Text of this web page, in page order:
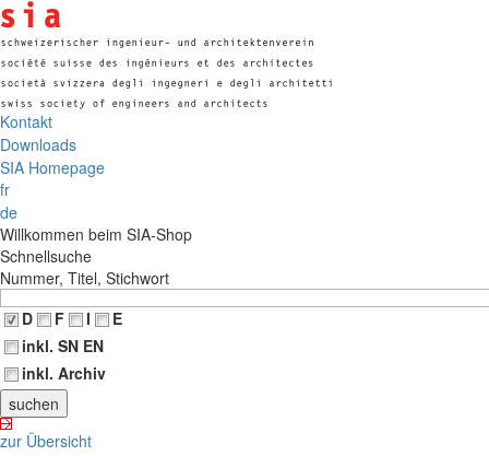
Kontakt
Downloads
SIA Homepage
fr
de
Willkommen beim SIA-Shop
Schnellsuche
Nummer, Titel, Stichwort
D
F I
E
inkl. SN EN
inkl. Archiv
zur Übersicht